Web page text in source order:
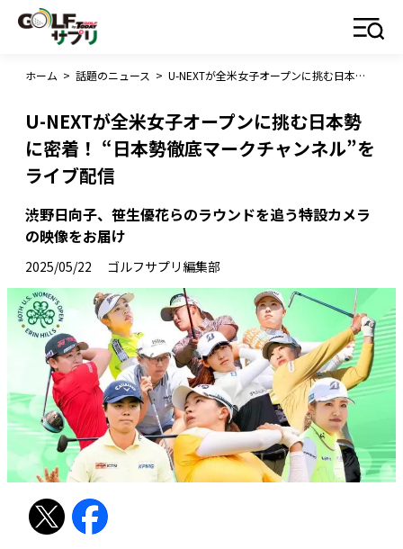
ホーム > 話題のニュース > U-NEXTが全米女子オープンに挑む日本勢に密着！ “日本勢徹底マークチャンネル”をライブ配信
U-NEXTが全米女子オープンに挑む日本勢
に密着！ “日本勢徹底マークチャンネル”を
ライブ配信
渋野日向子、笹生優花らのラウンドを追う特設カメラ
の映像をお届け
2025/05/22 ゴルフサプリ編集部